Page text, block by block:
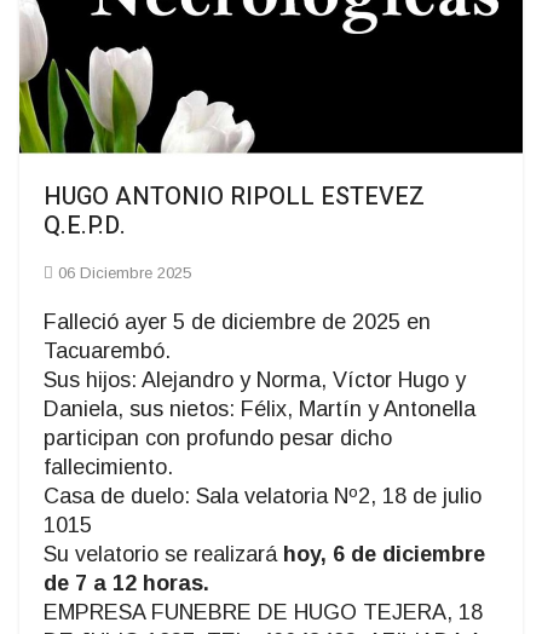
HUGO ANTONIO RIPOLL ESTEVEZ
Q.E.P.D.
06 Diciembre 2025
Falleció ayer 5 de diciembre de 2025 en
Tacuarembó.
Sus hijos: Alejandro y Norma, Víctor Hugo y
Daniela, sus nietos: Félix, Martín y Antonella
participan con profundo pesar dicho
fallecimiento.
Casa de duelo: Sala velatoria Nº2, 18 de julio
1015
Su velatorio se realizará hoy, 6 de diciembre
de 7 a 12 horas.
EMPRESA FUNEBRE DE HUGO TEJERA, 18